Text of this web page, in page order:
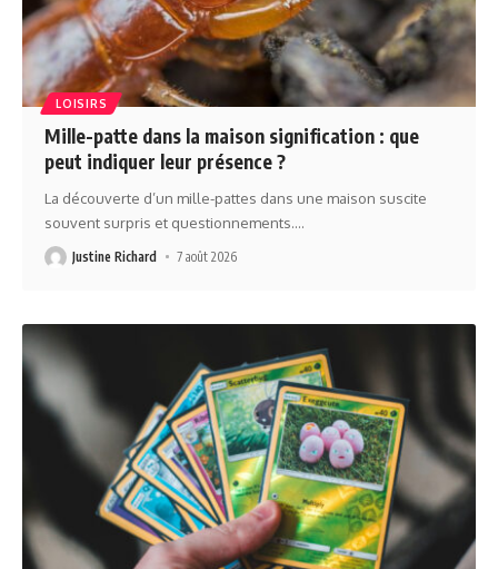
LOISIRS
Mille-patte dans la maison signification : que
peut indiquer leur présence ?
La découverte d’un mille-pattes dans une maison suscite
souvent surpris et questionnements.…
Justine Richard 7 août 2026